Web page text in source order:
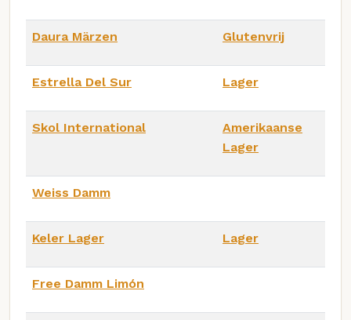
Daura Märzen Glutenvrij
Estrella Del Sur Lager
Skol International
Amerikaanse
Lager
Weiss Damm
Keler Lager Lager
Free Damm Limón